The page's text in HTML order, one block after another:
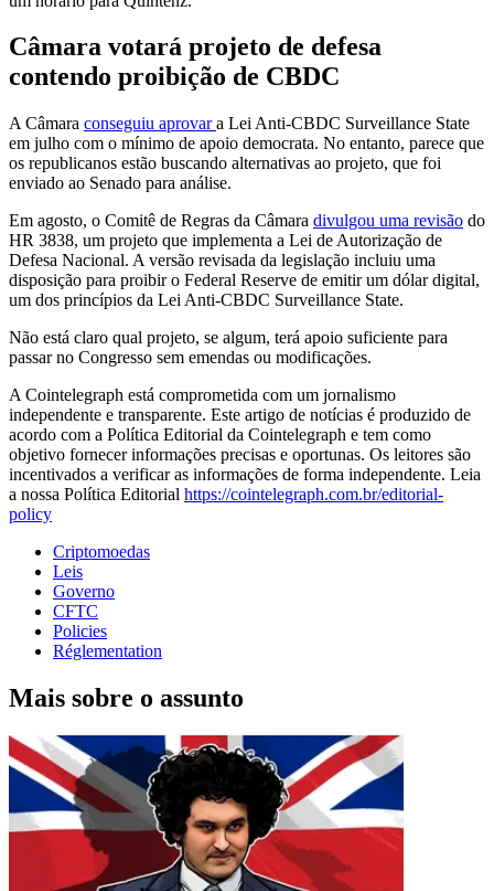
Câmara votará projeto de defesa
contendo proibição de CBDC
A Câmara conseguiu aprovara Lei Anti-CBDC Surveillance State
em julho com o mínimo de apoio democrata. No entanto, parece que
os republicanos estão buscando alternativas ao projeto, que foi
enviado ao Senado para análise.
Em agosto, o Comitê de Regras da Câmara divulgou uma revisão do
HR 3838, um projeto que implementa a Lei de Autorização de
Defesa Nacional. A versão revisada da legislação incluiu uma
disposição para proibir o Federal Reserve de emitir um dólar digital,
um dos princípios da Lei Anti-CBDC Surveillance State.
Não está claro qual projeto, se algum, terá apoio suficiente para
passar no Congresso sem emendas ou modificações.
A Cointelegraph está comprometida com um jornalismo
independente e transparente. Este artigo de notícias é produzido de
acordo com a Política Editorial da Cointelegraph e tem como
objetivo fornecer informações precisas e oportunas. Os leitores são
incentivados a verificar as informações de forma independente. Leia
a nossa Política Editorial https://cointelegraph.com.br/editorial-
policy
Criptomoedas
Leis
Governo
CFTC
Policies
Réglementation
Mais sobre o assunto